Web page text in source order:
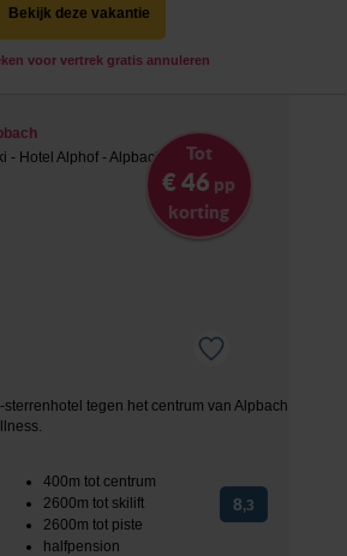
Bekijk deze vakantie
voor vertrek gratis annuleren
Tot
€ 46 pp
korting
sterrenhotel tegen het centrum van Alpbach
400m tot centrum
2600m tot skilift
2600m tot piste
halfpension
8,3